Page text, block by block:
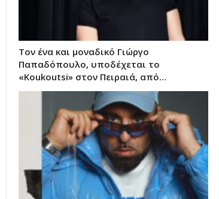
Τον ένα και μοναδικό Γιώργο
Παπαδόπουλο, υποδέχεται το
«Koukoutsi» στον Πειραιά, από…